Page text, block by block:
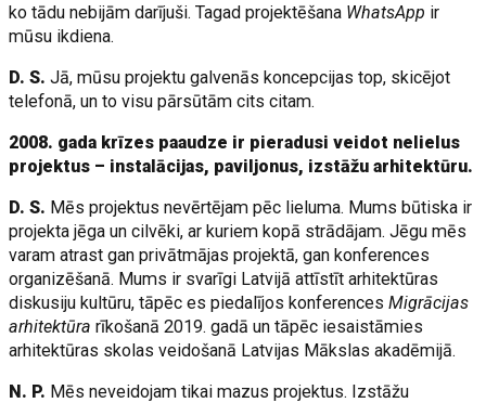
ko tādu nebijām darījuši. Tagad projektēšana WhatsApp ir
mūsu ikdiena.
D. S. Jā, mūsu projektu galvenās koncepcijas top, skicējot
telefonā, un to visu pārsūtām cits citam.
2008. gada krīzes paaudze ir pieradusi veidot nelielus
projektus – instalācijas, paviljonus, izstāžu arhitektūru.
D. S. Mēs projektus nevērtējam pēc lieluma. Mums būtiska ir
projekta jēga un cilvēki, ar kuriem kopā strādājam. Jēgu mēs
varam atrast gan privātmājas projektā, gan konferences
organizēšanā. Mums ir svarīgi Latvijā attīstīt arhitektūras
diskusiju kultūru, tāpēc es piedalījos konferencesMigrācijas
arhitektūra rīkošanā 2019. gadā un tāpēc iesaistāmies
arhitektūras skolas veidošanā Latvijas Mākslas akadēmijā.
N. P. Mēs neveidojam tikai mazus projektus. Izstāžu